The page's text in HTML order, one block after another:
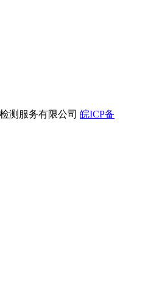
测服务有限公司 皖ICP备